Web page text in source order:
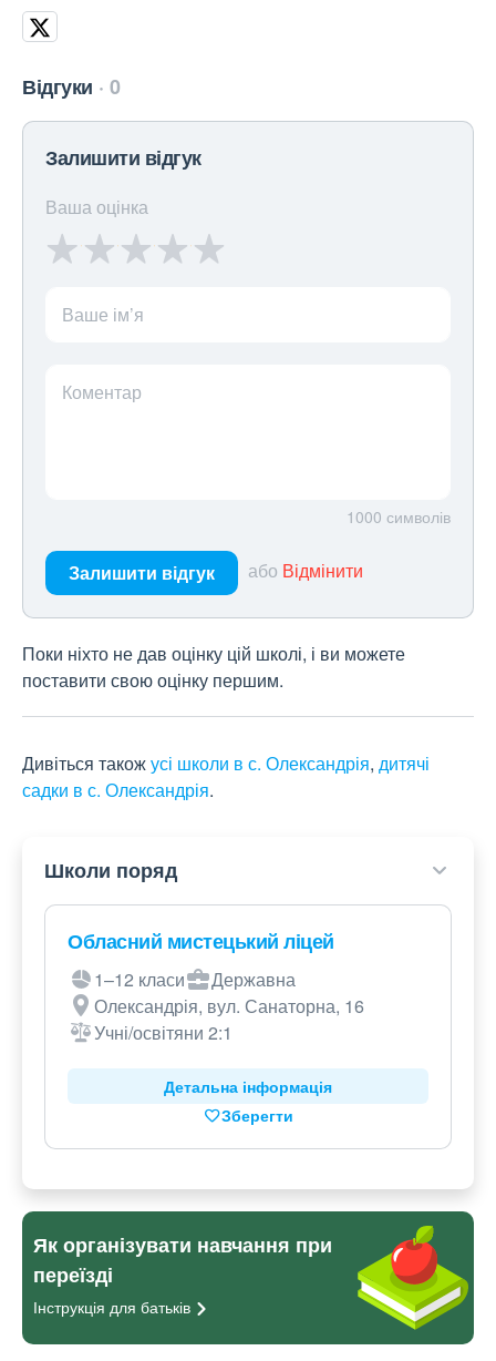
Відгуки 0
Залишити відгук
Ваша оцінка
Ваше ім’я
Коментар
1000 символів
Залишити відгук або Відмінити
Поки ніхто не дав оцінку цій школі, і ви можете
поставити свою оцінку першим.
Дивіться такожусі школи в с. Олександрія, дитячі
садки в с. Олександрія.
Школи поряд
Обласний мистецький ліцей
1–12 класи
Державна
Олександрія, вул. Санаторна, 16
Учні/освітяни 2:1
Детальна інформація
Зберегти
Як організувати навчання при
переїзді
Інструкція для батьків